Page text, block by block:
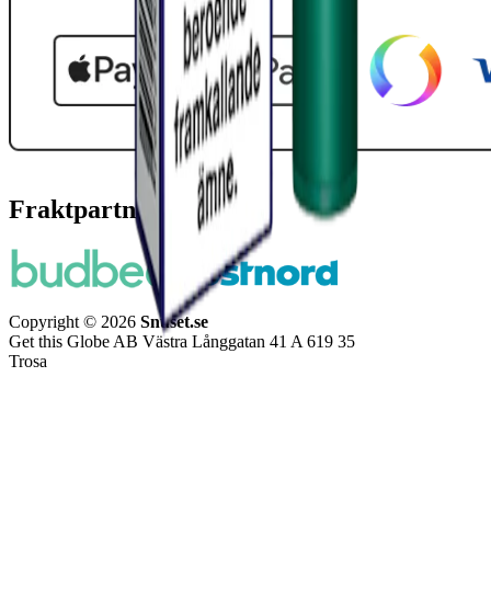
Fraktpartners
Copyright © 2026 Snuset.se
Get this Globe AB Västra Långgatan 41 A 619 35
Trosa